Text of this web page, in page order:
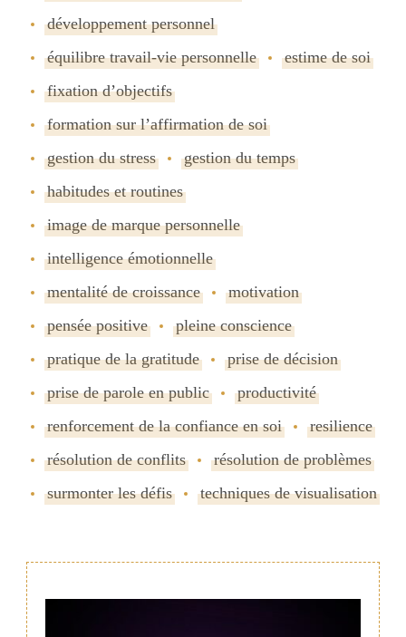
développement personnel
équilibre travail-vie personnelle
estime de soi
fixation dʼobjectifs
formation sur lʼaffirmation de soi
gestion du stress
gestion du temps
habitudes et routines
image de marque personnelle
intelligence émotionnelle
mentalité de croissance
motivation
pensée positive
pleine conscience
pratique de la gratitude
prise de décision
prise de parole en public
productivité
renforcement de la confiance en soi
resilience
résolution de conflits
résolution de problèmes
surmonter les défis
techniques de visualisation